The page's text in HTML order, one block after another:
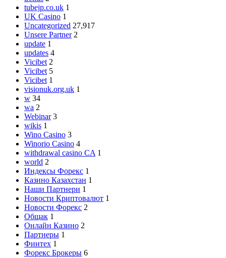
tubejp.co.uk 1
UK Casino 1
Uncategorized 27,917
Unsere Partner 2
update 1
updates 4
Vicibet 2
Vicibet 5
Vicibet 1
visionuk.org.uk 1
w 34
wa 2
Webinar 3
wikis 1
Wino Casino 3
Winorio Casino 4
withdrawal casino CA 1
world 2
Индексы Форекс 1
Казино Казахстан 1
Наши Партнери 1
Новости Криптовалют 1
Новости Форекс 2
Общак 1
Онлайн Казино 2
Партнеры 1
Финтех 1
Форекс Брокеры 6